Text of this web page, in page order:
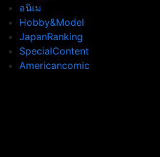
อนิเม
Hobby&Model
JapanRanking
SpecialContent
Americancomic